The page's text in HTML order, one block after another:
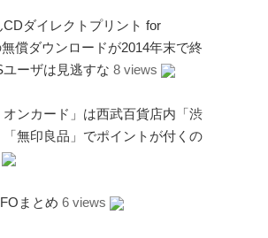
CDダイレクトプリント for
償ダウンロードが2014年末で終
ーザは見逃すな 8 views
オンカード」は西武百貨店内「渋
無印良品」でポイントが付くの
まとめ 6 views